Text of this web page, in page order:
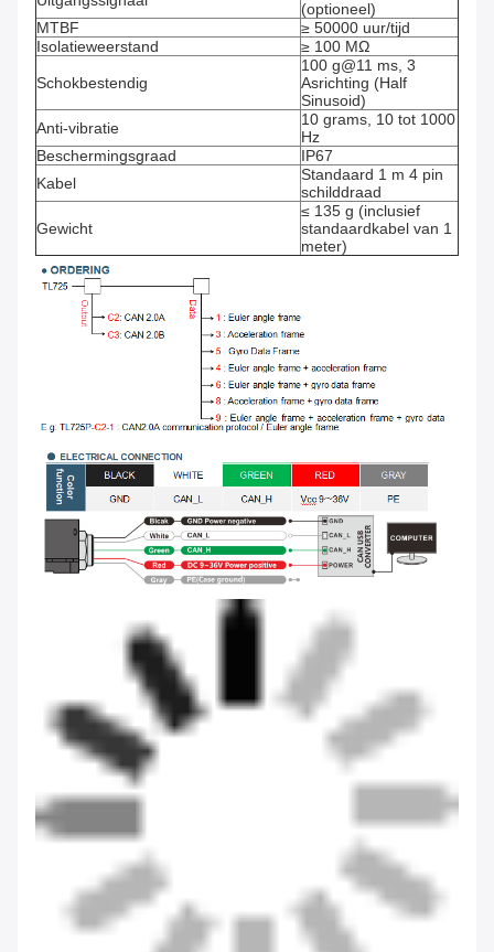
(optioneel)
MTBF
≥ 50000 uur/tijd
Isolatieweerstand
≥ 100 MΩ
Schokbestendig
100 g@11 ms, 3
Asrichting (Half
Sinusoid)
Anti-vibratie
10 grams, 10 tot 1000
Hz
Beschermingsgraad
IP67
Kabel
Standaard 1 m 4 pin
schilddraad
Gewicht
≤ 135 g (inclusief
standaardkabel van 1
meter)